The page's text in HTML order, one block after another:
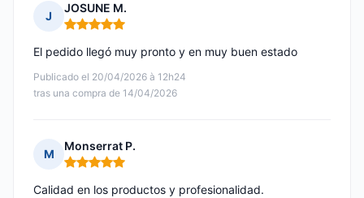
J
JOSUNE M.
Nota: 5 de 5
Publicado el 20/04/2026 à 12h24
tras una compra de 14/04/2026
El pedido llegó muy pronto y en muy buen estado
M
Monserrat P.
Nota: 5 de 5
Calidad en los productos y profesionalidad.